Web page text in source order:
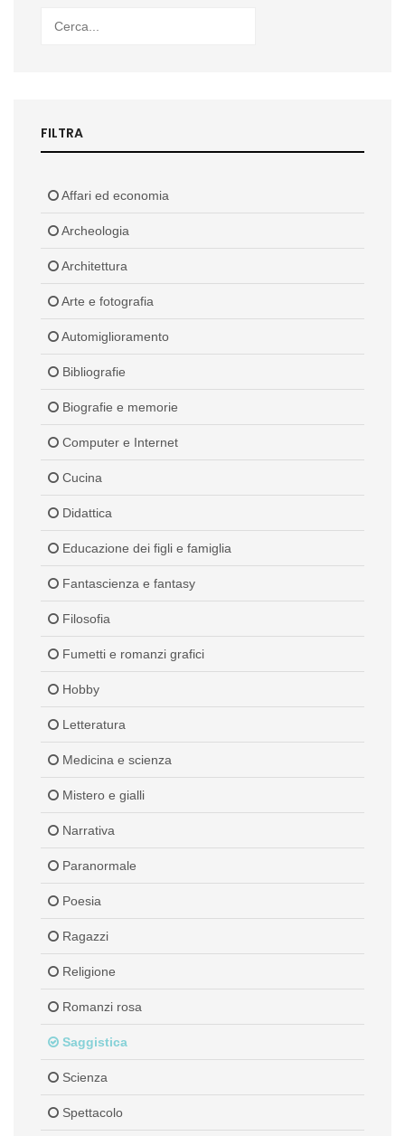
FILTRA
Affari ed economia
Archeologia
Architettura
Arte e fotografia
Automiglioramento
Bibliografie
Biografie e memorie
Computer e Internet
Cucina
Didattica
Educazione dei figli e famiglia
Fantascienza e fantasy
Filosofia
Fumetti e romanzi grafici
Hobby
Letteratura
Medicina e scienza
Mistero e gialli
Narrativa
Paranormale
Poesia
Ragazzi
Religione
Romanzi rosa
Saggistica
Scienza
Spettacolo